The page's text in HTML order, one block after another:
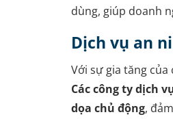
dùng, giúp doanh
Dịch vụ an
Với sự gia tăng
Các công ty dịch
dọa chủ động,